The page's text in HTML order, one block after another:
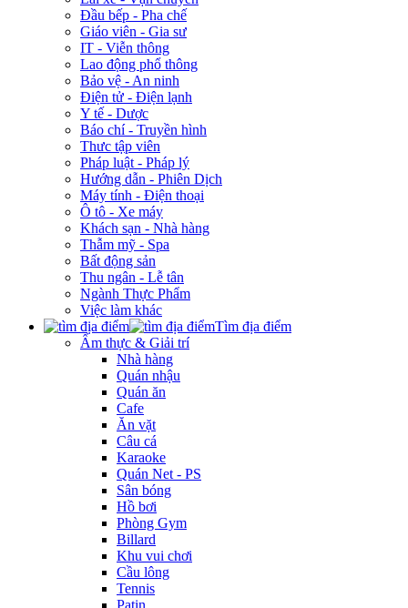
Đầu bếp - Pha chế
Giáo viên - Gia sư
IT - Viễn thông
Lao động phổ thông
Bảo vệ - An ninh
Điện tử - Điện lạnh
Y tế - Dược
Báo chí - Truyền hình
Thưc tập viên
Pháp luật - Pháp lý
Hướng dẫn - Phiên Dịch
Máy tính - Điện thoại
Ô tô - Xe máy
Khách sạn - Nhà hàng
Thẫm mỹ - Spa
Bất động sản
Thu ngân - Lễ tân
Ngành Thực Phẩm
Việc làm khác
Tìm địa điểm
Ẩm thực & Giải trí
Nhà hàng
Quán nhậu
Quán ăn
Cafe
Ăn vặt
Câu cá
Karaoke
Quán Net - PS
Sân bóng
Hồ bơi
Phòng Gym
Billard
Khu vui chơi
Cầu lông
Tennis
Patin